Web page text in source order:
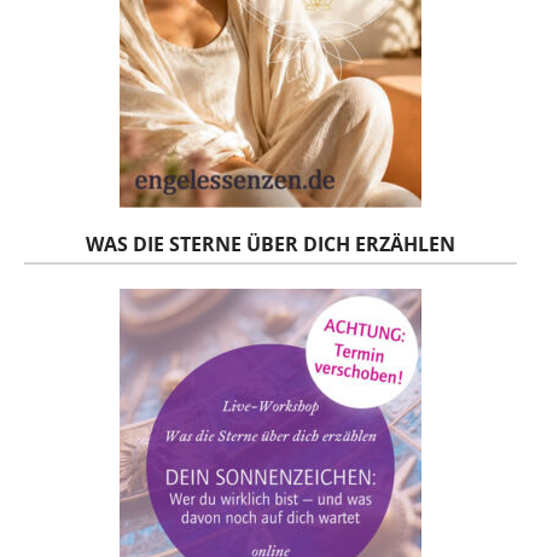
WAS DIE STERNE ÜBER DICH ERZÄHLEN